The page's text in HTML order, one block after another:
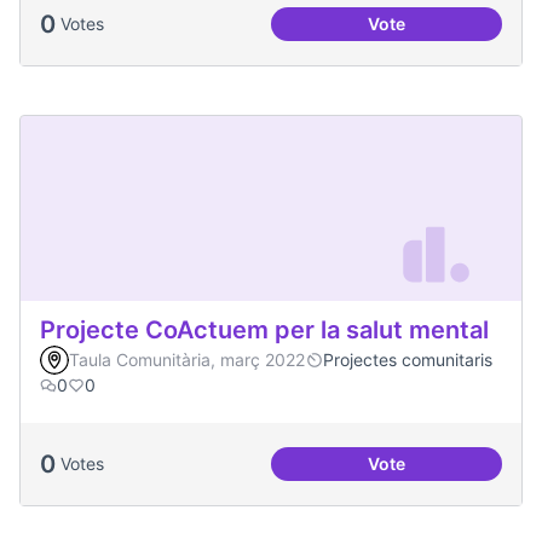
0 Votes VoteTreball en xarxa
Projecte CoActuem per la salut mental
Taula Comunitària, març 2022
Projectes comunitaris
0
0
0 Votes VoteProjecte